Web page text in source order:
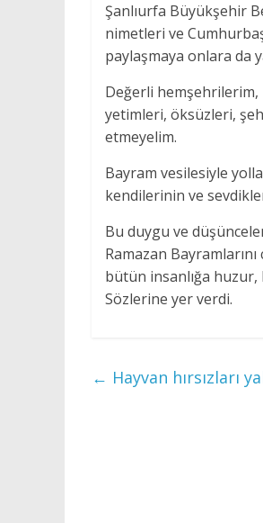
Şanlıurfa Büyükşehir
nimetleri ve
paylaşmaya onlara da
Değerli hemşehrilerim,
yetimleri, öksüzleri,
etmeyelim.
Bayram vesilesiyle
kendilerinin ve
Bu duygu ve
Ramazan
bütün insanlığa huzur,
Sözlerine yer verdi.
← Hayvan hırsızları